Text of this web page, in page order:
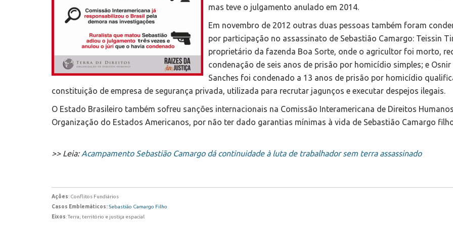
mas teve o julgamento anulado em 2014.
Em novembro de 2012 outras duas pessoas também foram
por participação no assassinato de Sebastião Camargo: Teissin
proprietário da fazenda Boa Sorte, onde o agricultor foi morto,
condenação de seis anos de prisão por homicídio simples; e Osnir
Sanches foi condenado a 13 anos de prisão por homicídio
constituição de empresa de segurança privada, utilizada para recrutar jagunços e executar despejos ilegais.
O Estado Brasileiro também sofreu sanções internacionais na Comissão Interamericana de Direitos
Organização do Estados Americanos, por não ter dado garantias mínimas à vida de Sebastião Camargo
>> Leia: Acampamento Sebastião Camargo dá continuidade à luta de trabalhador sem terra assassinado
Ações: Conflitos Fundiários
Casos Emblemáticos:Sebastião Camargo Filho
Eixos: Terra, território e justiça espacial